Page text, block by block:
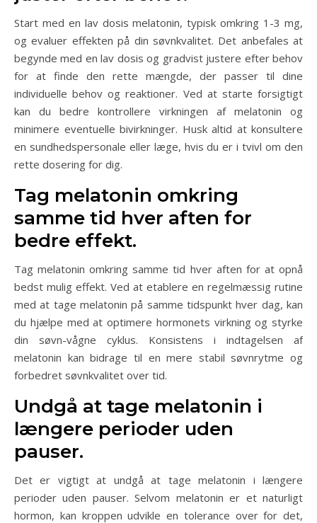
Start med en lav dosis melatonin, typisk omkring 1-3 mg,
og evaluer effekten på din søvnkvalitet. Det anbefales at
begynde med en lav dosis og gradvist justere efter behov
for at finde den rette mængde, der passer til dine
individuelle behov og reaktioner. Ved at starte forsigtigt
kan du bedre kontrollere virkningen af melatonin og
minimere eventuelle bivirkninger. Husk altid at konsultere
en sundhedspersonale eller læge, hvis du er i tvivl om den
rette dosering for dig.
Tag melatonin omkring
samme tid hver aften for
bedre effekt.
Tag melatonin omkring samme tid hver aften for at opnå
bedst mulig effekt. Ved at etablere en regelmæssig rutine
med at tage melatonin på samme tidspunkt hver dag, kan
du hjælpe med at optimere hormonets virkning og styrke
din søvn-vågne cyklus. Konsistens i indtagelsen af
melatonin kan bidrage til en mere stabil søvnrytme og
forbedret søvnkvalitet over tid.
Undgå at tage melatonin i
længere perioder uden
pauser.
Det er vigtigt at undgå at tage melatonin i længere
perioder uden pauser. Selvom melatonin er et naturligt
hormon, kan kroppen udvikle en tolerance over for det,